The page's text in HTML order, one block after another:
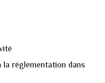
réglementation dans